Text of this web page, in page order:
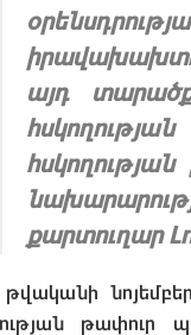
այդ
քարտուղար
թվականի
թափուր